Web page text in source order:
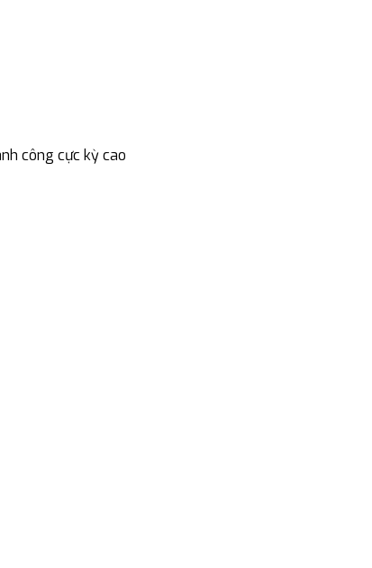
công cực kỳ cao